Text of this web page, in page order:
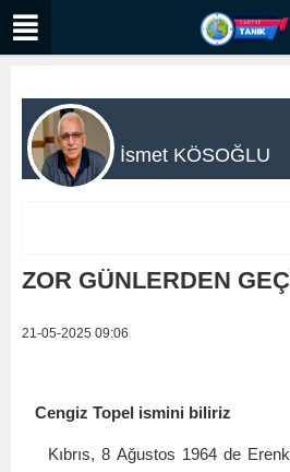
İsmet KÖSOĞLU
ZOR GÜNLERDEN
21-05-2025 09:06
Cengiz Topel ismini biliriz
Kıbrıs, 8 Ağustos 1964 de